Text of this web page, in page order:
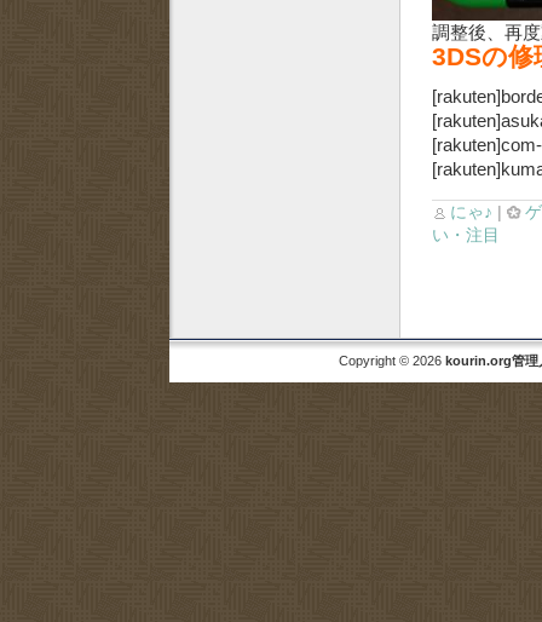
調整後、再
3DSの
にゃ♪ |
い・注目
Copyright © 2026 kourin.org管理